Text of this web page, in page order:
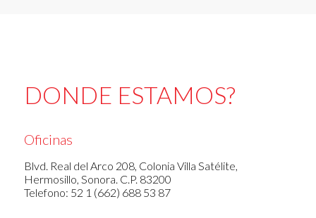
DONDE ESTAMOS?
Oficinas
Blvd. Real del Arco 208, Colonia Villa Satélite,
Hermosillo, Sonora. C.P. 83200
Telefono: 52 1 (662) 688 53 87